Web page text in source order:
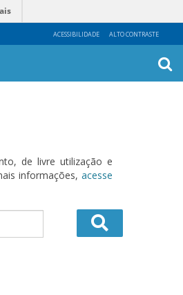
ACESSIBILIDADE ALTO CONTRASTE
de livre utilização e
informações, acesse